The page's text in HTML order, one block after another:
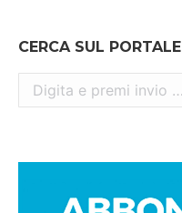
CERCA SUL PORTALE
Cerca: